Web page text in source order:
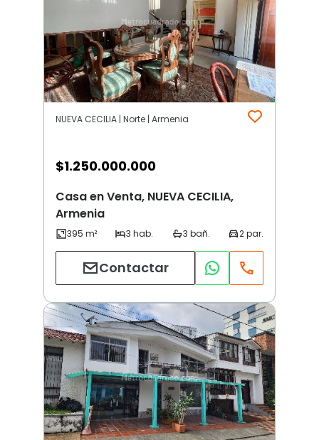
NUEVA CECILIA | Norte | Armenia
$1.250.000.000
Casa en Venta, NUEVA CECILIA,
Armenia
Contactar